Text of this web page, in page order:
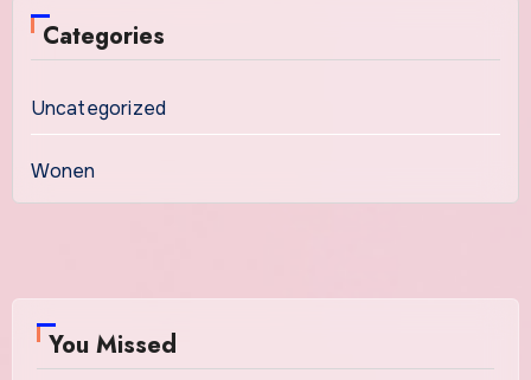
Categories
Uncategorized
Wonen
You Missed